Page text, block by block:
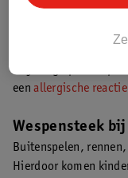
wespensteken, als je
eenallergische reactie
Wespensteek
Buitenspelen,
Hierdoor komen